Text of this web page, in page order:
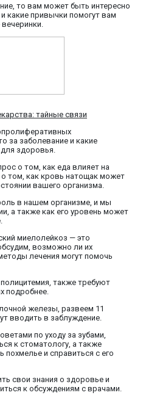
то вам может быть интересно
какие привычки помогут вам
тайные связи
за заболевание и какие
здоровья.
о том, как еда влияет на
том, как кровь натощак может
вашего организма.
в нашем организме, и мы
а также как его уровень может
миелолейкоз — это
возможно ли их
лечения могут помочь
также требуют
подробнее.
железы, развеем 11
вводить в заблуждение.
по уходу за зубами,
к стоматологу, а также
похмелье и справиться с его
свои знания о здоровье и
к обсуждениям с врачами.